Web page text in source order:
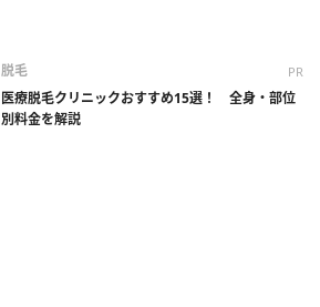
脱毛 PR
医療脱毛クリニックおすすめ15選！ 全身・部位
別料金を解説